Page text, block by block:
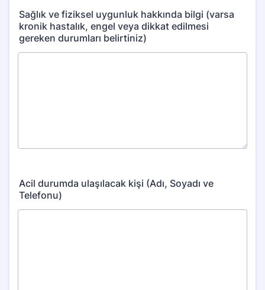
Sağlık ve fiziksel uygunluk hakkında bilgi (varsa
kronik hastalık, engel veya dikkat edilmesi
gereken durumları belirtiniz)
Acil durumda ulaşılacak kişi (Adı, Soyadı ve
Telefonu)